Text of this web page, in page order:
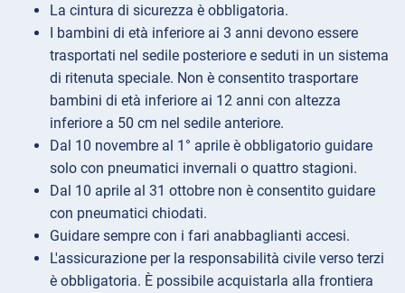
La cintura di sicurezza è obbligatoria.
I bambini di età inferiore ai 3 anni devono essere
trasportati nel sedile posteriore e seduti in un sistema
di ritenuta speciale. Non è consentito trasportare
bambini di età inferiore ai 12 anni con altezza
inferiore a 50 cm nel sedile anteriore.
Dal 10 novembre al 1° aprile è obbligatorio guidare
solo con pneumatici invernali o quattro stagioni.
Dal 10 aprile al 31 ottobre non è consentito guidare
con pneumatici chiodati.
Guidare sempre con i fari anabbaglianti accesi.
L'assicurazione per la responsabilità civile verso terzi
è obbligatoria. È possibile acquistarla alla frontiera